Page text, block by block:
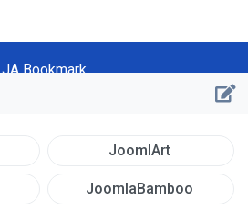
JA Bookmark
JoomlArt
JoomlaBamboo